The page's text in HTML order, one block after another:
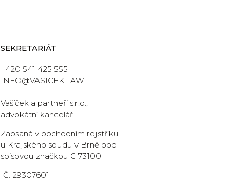
SEKRETARIÁT
+420 541 425 555
INFO@VASICEK.LAW
Vašíček a partneři s.r.o.,
advokátní kancelář
Zapsaná v obchodním rejstříku
u Krajského soudu v Brně pod
spisovou značkou C 73100
IČ: 29307601